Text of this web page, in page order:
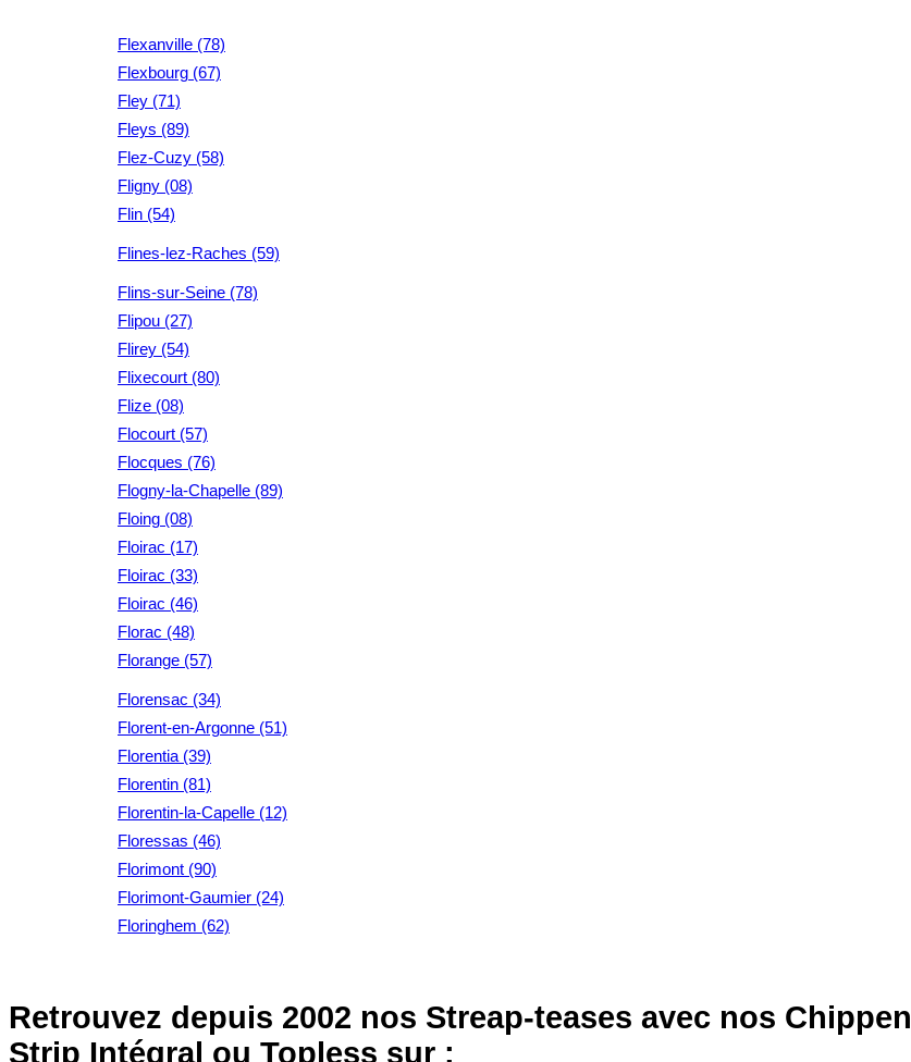
Flexanville (78)
Flexbourg (67)
Fley (71)
Fleys (89)
Flez-Cuzy (58)
Fligny (08)
Flin (54)
Flines-lez-Raches (59)
Flins-sur-Seine (78)
Flipou (27)
Flirey (54)
Flixecourt (80)
Flize (08)
Flocourt (57)
Flocques (76)
Flogny-la-Chapelle (89)
Floing (08)
Floirac (17)
Floirac (33)
Floirac (46)
Florac (48)
Florange (57)
Florensac (34)
Florent-en-Argonne (51)
Florentia (39)
Florentin (81)
Florentin-la-Capelle (12)
Floressas (46)
Florimont (90)
Florimont-Gaumier (24)
Floringhem (62)
Retrouvez depuis 2002 nos Streap-teases avec nos
Strip Intégral ou Topless sur :